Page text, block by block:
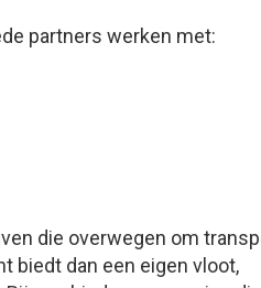
partners werken met:
die overwegen om
biedt dan een eigen vloot,